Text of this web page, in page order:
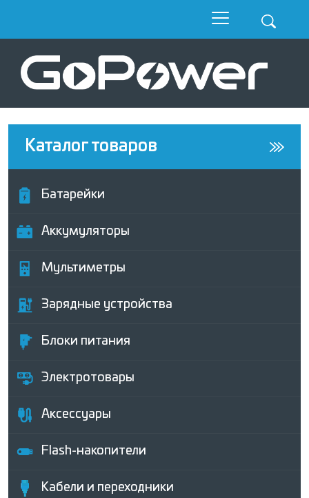
Каталог товаров
Батарейки
Аккумуляторы
Мультиметры
Зарядные устройства
Блоки питания
Электротовары
Аксессуары
Flash-накопители
Кабели и переходники